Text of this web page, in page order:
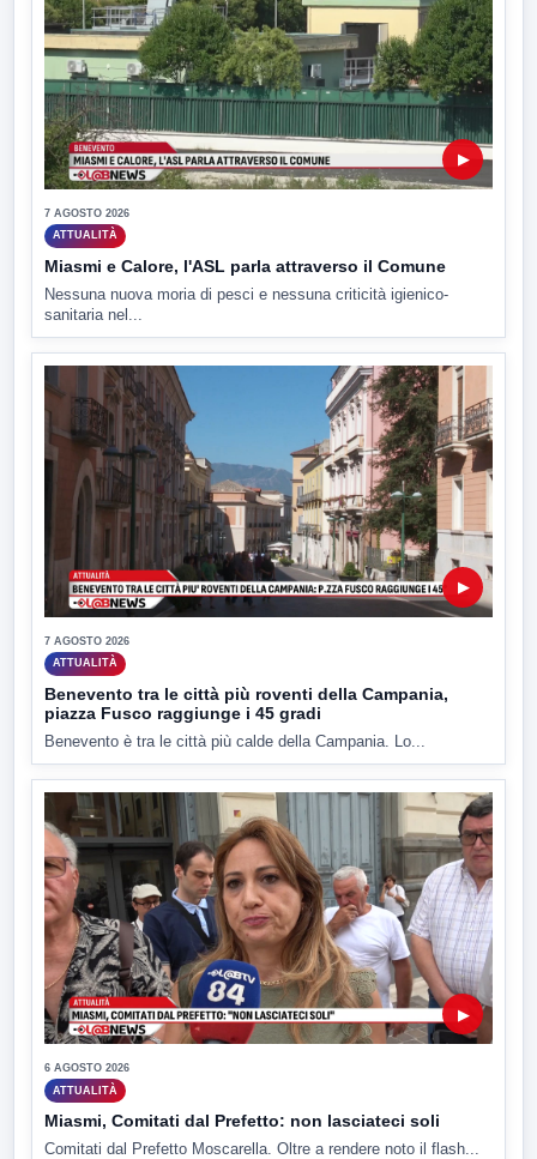
▶
7 AGOSTO 2026
ATTUALITÀ
Miasmi e Calore, l'ASL parla attraverso il Comune
Nessuna nuova moria di pesci e nessuna criticità igienico-
sanitaria nel...
▶
7 AGOSTO 2026
ATTUALITÀ
Benevento tra le città più roventi della Campania,
piazza Fusco raggiunge i 45 gradi
Benevento è tra le città più calde della Campania. Lo...
▶
6 AGOSTO 2026
ATTUALITÀ
Miasmi, Comitati dal Prefetto: non lasciateci soli
Comitati dal Prefetto Moscarella. Oltre a rendere noto il flash...